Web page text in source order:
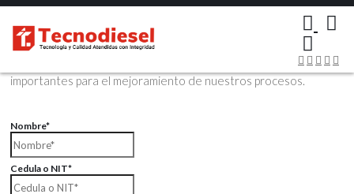
Contáctenos Vía Email
Envíenos sus datos con sus comentarios, sus opiniones son muy
importantes para el mejoramiento de nuestros procesos.
Nombre*
Cedula o NIT*